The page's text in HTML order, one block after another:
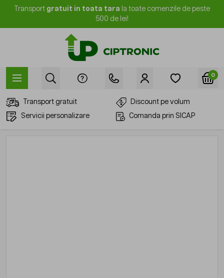
Mergi la Conținut
Transport gratuit in toata tara la toate comenzile de peste
500 de lei!
0
Transport gratuit
Discount pe volum
Servicii personalizare
Comanda prin SICAP